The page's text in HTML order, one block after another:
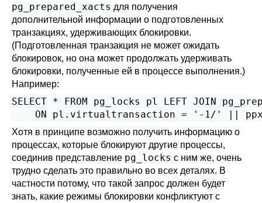
pg_prepared_xacts для получения
дополнительной информации о подготовленных
транзакциях, удерживающих блокировки.
(Подготовленная транзакция не может ожидать
блокировок, но она может продолжать удерживать
блокировки, полученные ей в процессе выполнения.)
Например:
SELECT * FROM pg_locks pl LEFT JOIN
ON pl.virtualtransaction = '-1/' ||
Хотя в принципе возможно получить информацию о
процессах, которые блокируют другие процессы,
соединив представление pg_locks с ним же, очень
трудно сделать это правильно во всех деталях. В
частности потому, что такой запрос должен будет
знать, какие режимы блокировки конфликтуют с